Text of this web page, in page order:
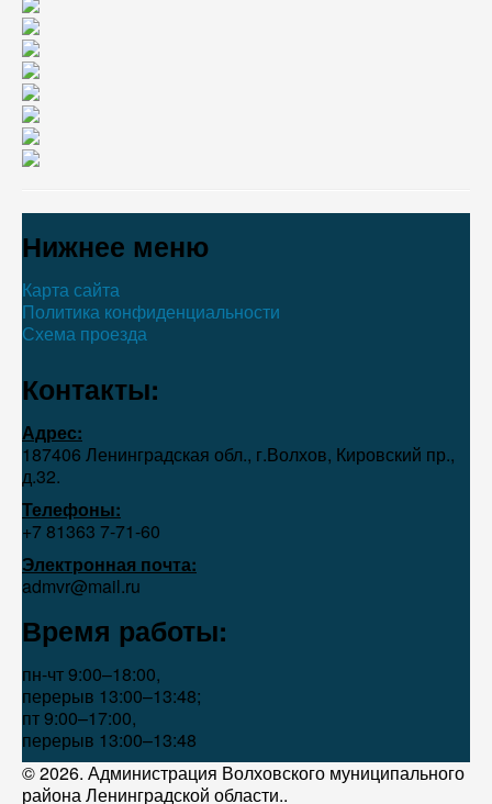
Нижнее меню
Карта сайта
Политика конфиденциальности
Схема проезда
Контакты:
Адрес:
187406 Ленинградская обл., г.Волхов, Кировский пр.,
д.32.
Телефоны:
+7 81363 7‑71-60
Электронная почта:
admvr@mail.ru
Время работы:
пн-чт 9:00–18:00,
перерыв 13:00–13:48;
пт 9:00–17:00,
перерыв 13:00–13:48
© 2026. Администрация Волховского муниципального
района Ленинградской области..